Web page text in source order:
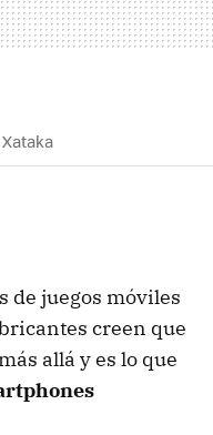
de juegos móviles
creen que
allá y es lo que